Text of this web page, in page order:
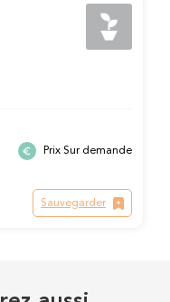
Prix Sur demande
Sauvegarder